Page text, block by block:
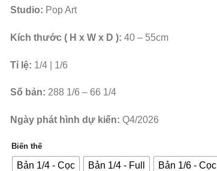
Studio: Pop Art
Kích thước ( H x W x D ): 40 – 55cm
Tỉ lệ: 1/4 | 1/6
Số bản: 288 1/6 – 66 1/4
Ngày phát hình dự kiến: Q4/2026
Biến thế
Bản 1/4 - Cọc Bản 1/4 - Full Bản 1/6 - Cọc